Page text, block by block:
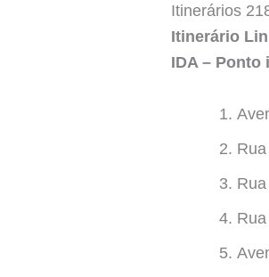
Itinerários
Itinerário
IDA –